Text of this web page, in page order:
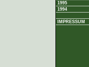
1995
1994
IMPRESSUM